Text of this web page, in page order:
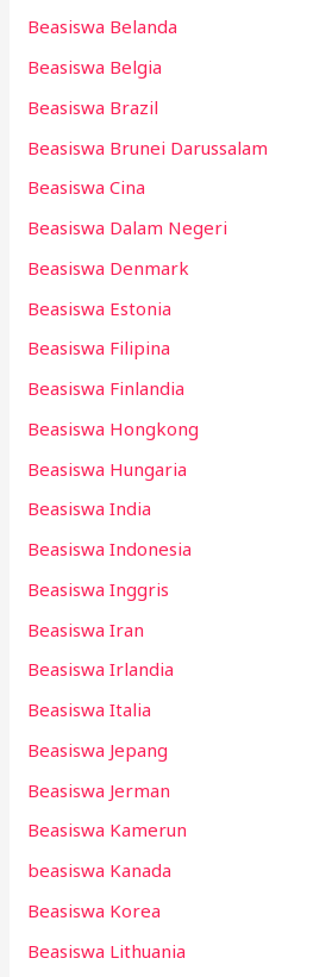
Beasiswa Belanda
Beasiswa Belgia
Beasiswa Brazil
Beasiswa Brunei Darussalam
Beasiswa Cina
Beasiswa Dalam Negeri
Beasiswa Denmark
Beasiswa Estonia
Beasiswa Filipina
Beasiswa Finlandia
Beasiswa Hongkong
Beasiswa Hungaria
Beasiswa India
Beasiswa Indonesia
Beasiswa Inggris
Beasiswa Iran
Beasiswa Irlandia
Beasiswa Italia
Beasiswa Jepang
Beasiswa Jerman
Beasiswa Kamerun
beasiswa Kanada
Beasiswa Korea
Beasiswa Lithuania